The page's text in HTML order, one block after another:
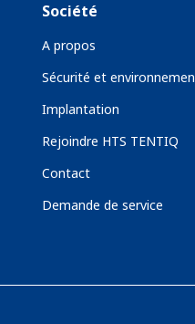
Société
A propos
Sécurité et
Implantation
Rejoindre HTS TENTIQ
Contact
Demande de service